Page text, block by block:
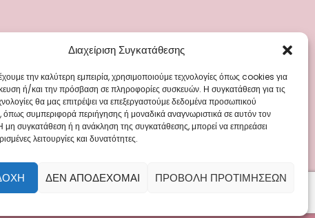
Διαχείριση Συγκατάθεσης
την καλύτερη εμπειρία, χρησιμοποιούμε τεχνολογίες όπως cookies για
ή/και την πρόσβαση σε πληροφορίες συσκευών. Η συγκατάθεση για τις
θα μας επιτρέψει να επεξεργαστούμε δεδομένα προσωπικού
όπως συμπεριφορά περιήγησης ή μοναδικά αναγνωριστικά σε αυτόν τον
μη συγκατάθεση ή η ανάκληση της συγκατάθεσης, μπορεί να επηρεάσει
λειτουργίες και δυνατότητες.
ΔΕΝ ΑΠΟΔΈΧΟΜΑΙ ΠΡΟΒΟΛΉ ΠΡΟΤΙΜΉΣΕΩΝ
Γάμου
Ρούχα
ΜΕΝΟΥ
Blog
Επικοινωνία